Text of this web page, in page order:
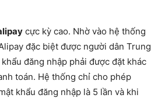
cực kỳ cao. Nhờ vào hệ thống
đặc biệt được người dân Trung
đăng nhập phải được đặt khác
toán. Hệ thống chỉ cho phép
khẩu đăng nhập là 5 lần và khi